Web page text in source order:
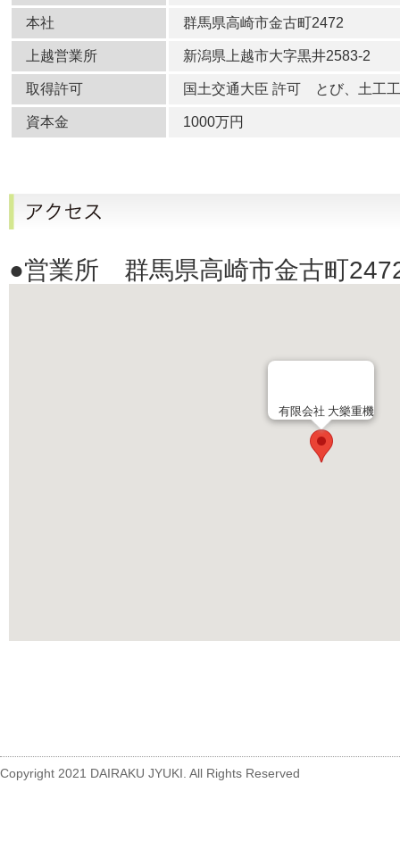
本社 群馬県高崎市金古町2472
上越営業所 新潟県上越市大字黒井2583-2
取得許可 国土交通大臣 許可 とび、土工
資本金 1000万円
●営業所 群馬県高崎市金古町
有限会社 大樂重機
Copyright 2021 DAIRAKU JYUKI. All Rights Reserved